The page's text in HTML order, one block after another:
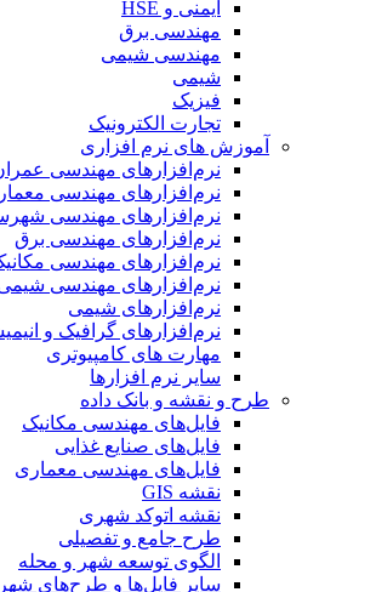
ایمنی و HSE
مهندسی برق
مهندسی شیمی
شیمی
فیزیک
تجارت الکترونیک
آموزش های نرم افزاری
نرم‌افزارهای مهندسی عمران
نرم‌افزارهای مهندسی معماری
نرم‌افزارهای مهندسی شهرسازی
نرم‌افزارهای مهندسی برق
نرم‌افزارهای مهندسی مکانیک
نرم‌افزارهای مهندسی شیمی
نرم‌افزارهای شیمی
نرم‌افزارهای گرافیک و انیمیشن
مهارت های کامپیوتری
سایر نرم افزارها
طرح و نقشه و بانک داده
فایل‌های مهندسی مکانیک
فایل‌های صنایع غذایی
فایل‌های مهندسی معماری
نقشه GIS
نقشه اتوکد شهری
طرح جامع و تفصیلی
الگوی توسعه شهر و محله
سایر فایل‌ها و طرح‌های شهری